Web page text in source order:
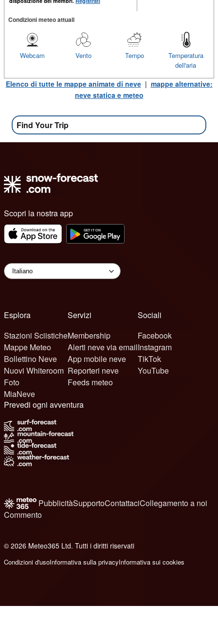
Condizioni meteo attuali
Temperatura
dell'aria
Tempo
Vento
Webcam
Elenco di tutte le mappe animate di neve| mappe alternative:
neve statica e meteo
Find Your Trip
Scopri la nostra app
Esplora
Stazioni Sciistiche
Mappe Meteo
Bollettino Neve
Nuovi Whiteroom
Foto
MiaNeve
Servizi
Membership
Alerti neve via email
App mobile neve
Reporteri neve
Feeds meteo
Sociali
Facebook
Instagram
TikTok
YouTube
Prevedi ogni avventura
PubblicitàSupportoContattaciCollegamento a noi
Commento
© 2026 Meteo365 Ltd. Tutti i diritti riservati
Condizioni d'usoInformativa sulla privacyInformativa sui cookies